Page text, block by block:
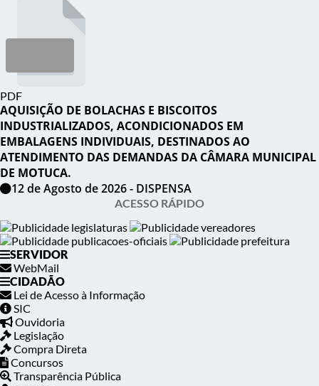
PDF
AQUISIÇÃO DE BOLACHAS E BISCOITOS
INDUSTRIALIZADOS, ACONDICIONADOS EM
EMBALAGENS INDIVIDUAIS, DESTINADOS AO
ATENDIMENTO DAS DEMANDAS DA CÂMARA MUNICIPAL
DE MOTUCA.
12 de Agosto de 2026 - DISPENSA
ACESSO RÁPIDO
SERVIDOR
WebMail
CIDADÃO
Lei de Acesso à Informação
SIC
Ouvidoria
Legislação
Compra Direta
Concursos
Transparência Pública